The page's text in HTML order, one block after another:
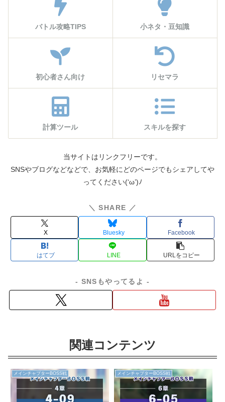
バトル攻略TIPS 小ネタ・豆知識
初心者さん向け リセマラ
計算ツール スキルを探す
当サイトはリンクフリーです。
SNSやブログなどなどで、お気軽にどのページでもシェアしてや
ってください(‘ω’)ﾉ
＼ SHARE ／
X Bluesky Facebook
はてブ LINE コピー
- SNSもやってるよ -
関連コンテンツ
メインチャプターBOSS戦 メインチャプターBOSS戦